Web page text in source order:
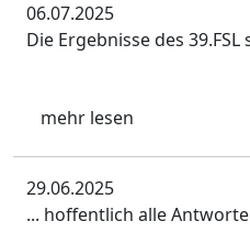
06.07.2025
Die Ergebnisse des 39.FSL
mehr lesen
29.06.2025
... hoffentlich alle